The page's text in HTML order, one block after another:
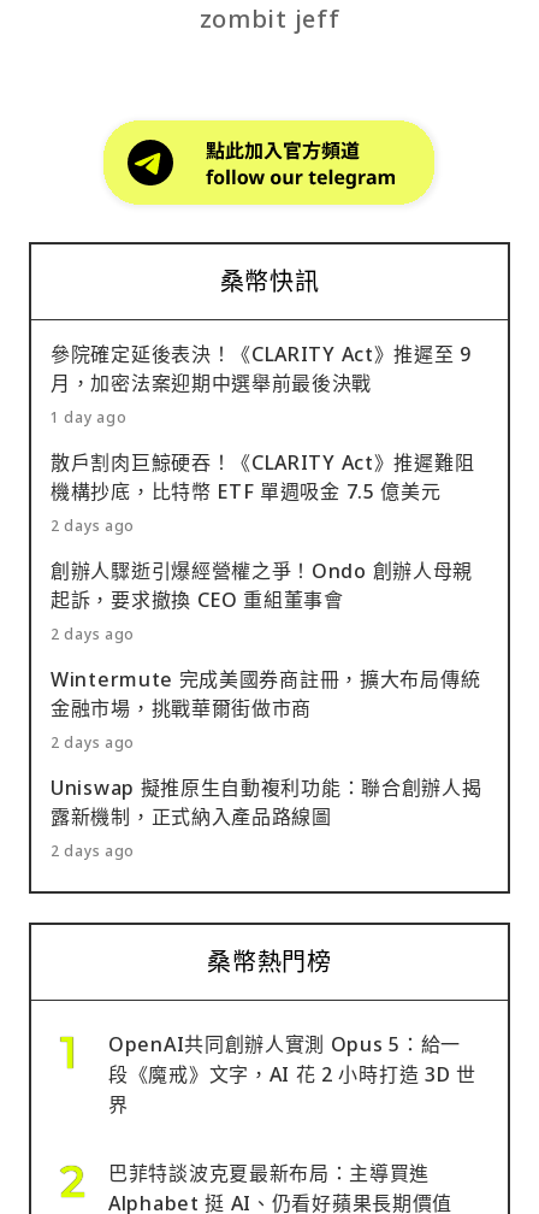
zombit jeff
桑幣快訊
參院確定延後表決！《CLARITY Act》推遲至 9
月，加密法案迎期中選舉前最後決戰
1 day ago
散戶割肉巨鯨硬吞！《CLARITY Act》推遲難阻
機構抄底，比特幣 ETF 單週吸金 7.5 億美元
2 days ago
創辦人驟逝引爆經營權之爭！Ondo 創辦人母親
起訴，要求撤換 CEO 重組董事會
2 days ago
Wintermute 完成美國券商註冊，擴大布局傳統
金融市場，挑戰華爾街做市商
2 days ago
Uniswap 擬推原生自動複利功能：聯合創辦人揭
露新機制，正式納入產品路線圖
2 days ago
桑幣熱門榜
OpenAI共同創辦人實測 Opus 5：給一
段《魔戒》文字，AI 花 2 小時打造 3D 世
界
巴菲特談波克夏最新布局：主導買進
Alphabet 挺 AI、仍看好蘋果長期價值